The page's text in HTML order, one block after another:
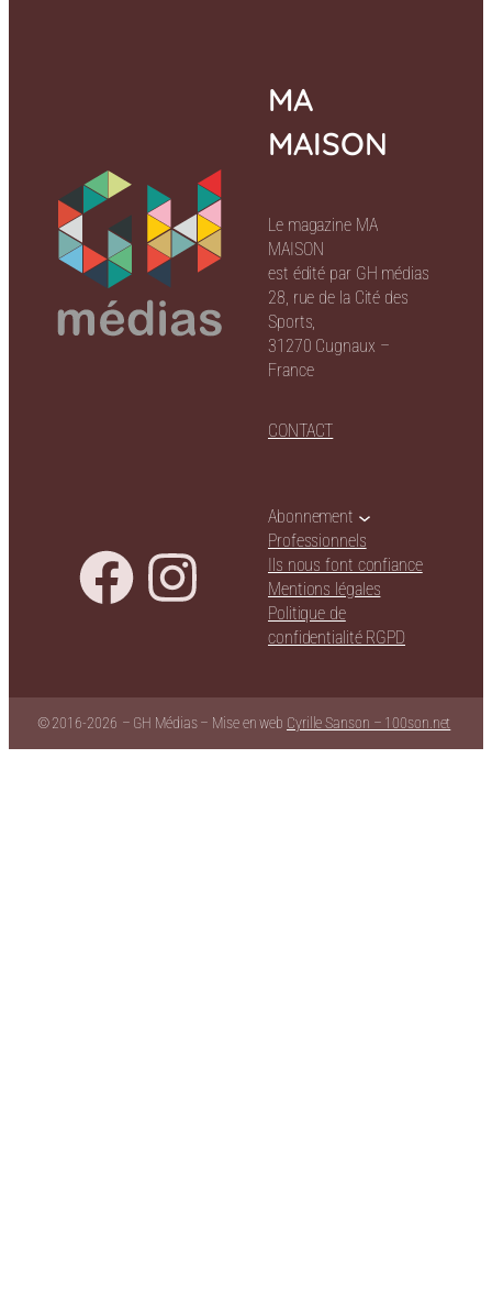
MA
MAISON
Le magazine MA
MAISON
est édité par GH médias
28, rue de la Cité des
Sports,
31270 Cugnaux –
France
CONTACT
Abonnement
Professionnels
Ils nous font confiance
Mentions légales
Politique de
confidentialité RGPD
© 2016-2026 – GH Médias – Mise en web Cyrille Sanson – 100son.net